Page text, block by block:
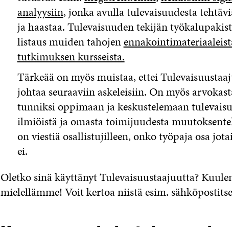
analyysiin, jonka avulla tulevaisuudesta
ja haastaa. Tulevaisuuden tekijän
listaus muiden tahojen
tutkimuksen kursseista.
Tärkeää on myös muistaa, ettei
johtaa seuraaviin askeleisiin. On myös
tunniksi oppimaan ja keskustelemaan
ilmiöistä ja omasta toimijuudesta
on viestiä osallistujilleen, onko työpaja osa
ei.
Oletko sinä käyttänyt Tulevaisuustaajuutta?
mielellämme! Voit kertoa niistä esim. sähköpostitse